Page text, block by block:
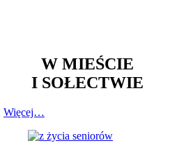
W MIEŚCIE
I SOŁECTWIE
Więcej…